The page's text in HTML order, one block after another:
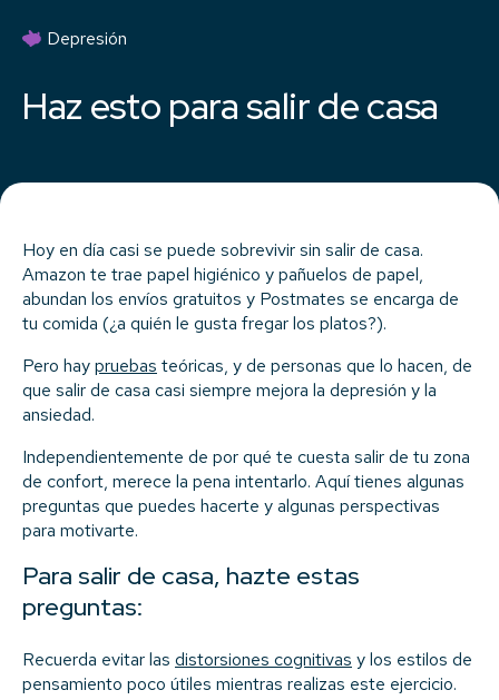
Depresión
Haz esto para salir de casa
Hoy en día casi se puede sobrevivir sin salir de casa.
Amazon te trae papel higiénico y pañuelos de papel,
abundan los envíos gratuitos y Postmates se encarga de
tu comida (¿a quién le gusta fregar los platos?).
Pero haypruebas teóricas, y de personas que lo hacen, de
que salir de casa casi siempre mejora la depresión y la
ansiedad.
Independientemente de por qué te cuesta salir de tu zona
de confort, merece la pena intentarlo. Aquí tienes algunas
preguntas que puedes hacerte y algunas perspectivas
para motivarte.
Para salir de casa, hazte estas
preguntas:
Recuerda evitar las distorsiones cognitivas y los estilos de
pensamiento poco útiles mientras realizas este ejercicio.